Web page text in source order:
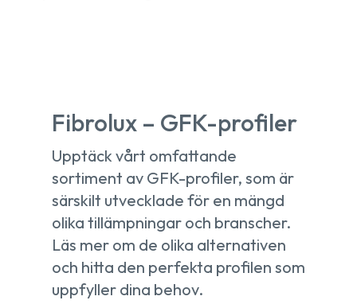
Fibrolux – GFK-profiler
Upptäck vårt omfattande
sortiment av GFK-profiler, som är
särskilt utvecklade för en mängd
olika tillämpningar och branscher.
Läs mer om de olika alternativen
och hitta den perfekta profilen som
uppfyller dina behov.